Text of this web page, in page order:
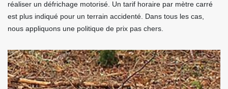
réaliser un défrichage motorisé. Un tarif horaire par mètre carré
est plus indiqué pour un terrain accidenté. Dans tous les cas,
nous appliquons une politique de prix pas chers.